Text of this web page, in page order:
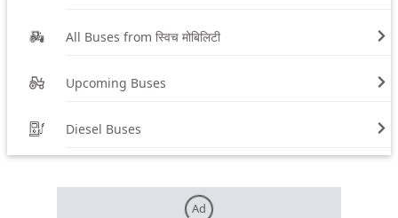
All Buses from स्विच मोबिलिटी
Upcoming Buses
Diesel Buses
Ad